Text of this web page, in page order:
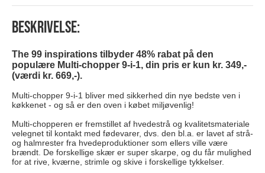
Beskrivelse:
The 99 inspirations tilbyder 48% rabat på den
populære Multi-chopper 9-i-1, din pris er kun kr. 349,-
(værdi kr. 669,-).
Multi-chopper 9-i-1 bliver med sikkerhed din nye bedste ven i
køkkenet - og så er den oven i købet miljøvenlig!
Multi-chopperen er fremstillet af hvedestrå og kvalitetsmateriale
velegnet til kontakt med fødevarer, dvs. den bl.a. er lavet af strå-
og halmrester fra hvedeproduktioner som ellers ville være
brændt. De forskellige skær er super skarpe, og du får mulighed
for at rive, kværne, strimle og skive i forskellige tykkelser.